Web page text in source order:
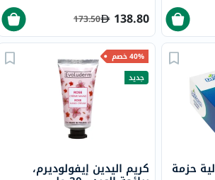
138.80
173.50
حزمة
40% خصم
جديد
كريم اليدين إيفولوديرم،